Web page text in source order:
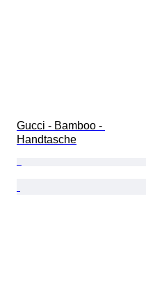
Gucci - Bamboo -
Handtasche